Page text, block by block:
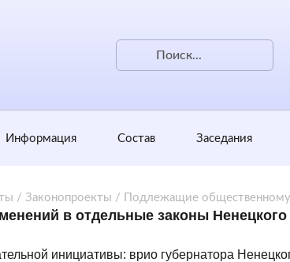
Информация Состав Заседания
/ Законопроекты / Подлежащие
в отдельные законы Ненецкого
инициативы: врио губернатора